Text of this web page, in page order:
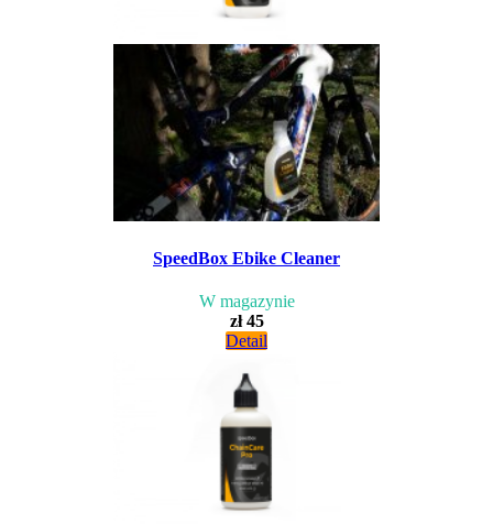
SpeedBox Ebike Cleaner
W magazynie
zł 45
Detail